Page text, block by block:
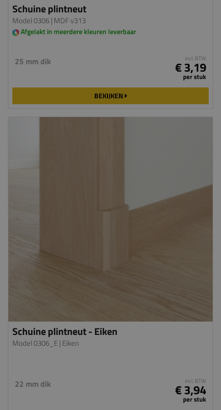
Schuine plintneut
Model 0306| MDF v313
Afgelakt in meerdere kleuren leverbaar
25 mm dik incl. BTW
€ 3,19
per stuk
BEKIJKEN
Schuine plintneut - Eiken
Model 0306_E| Eiken
22 mm dik incl. BTW
€ 3,94
per stuk